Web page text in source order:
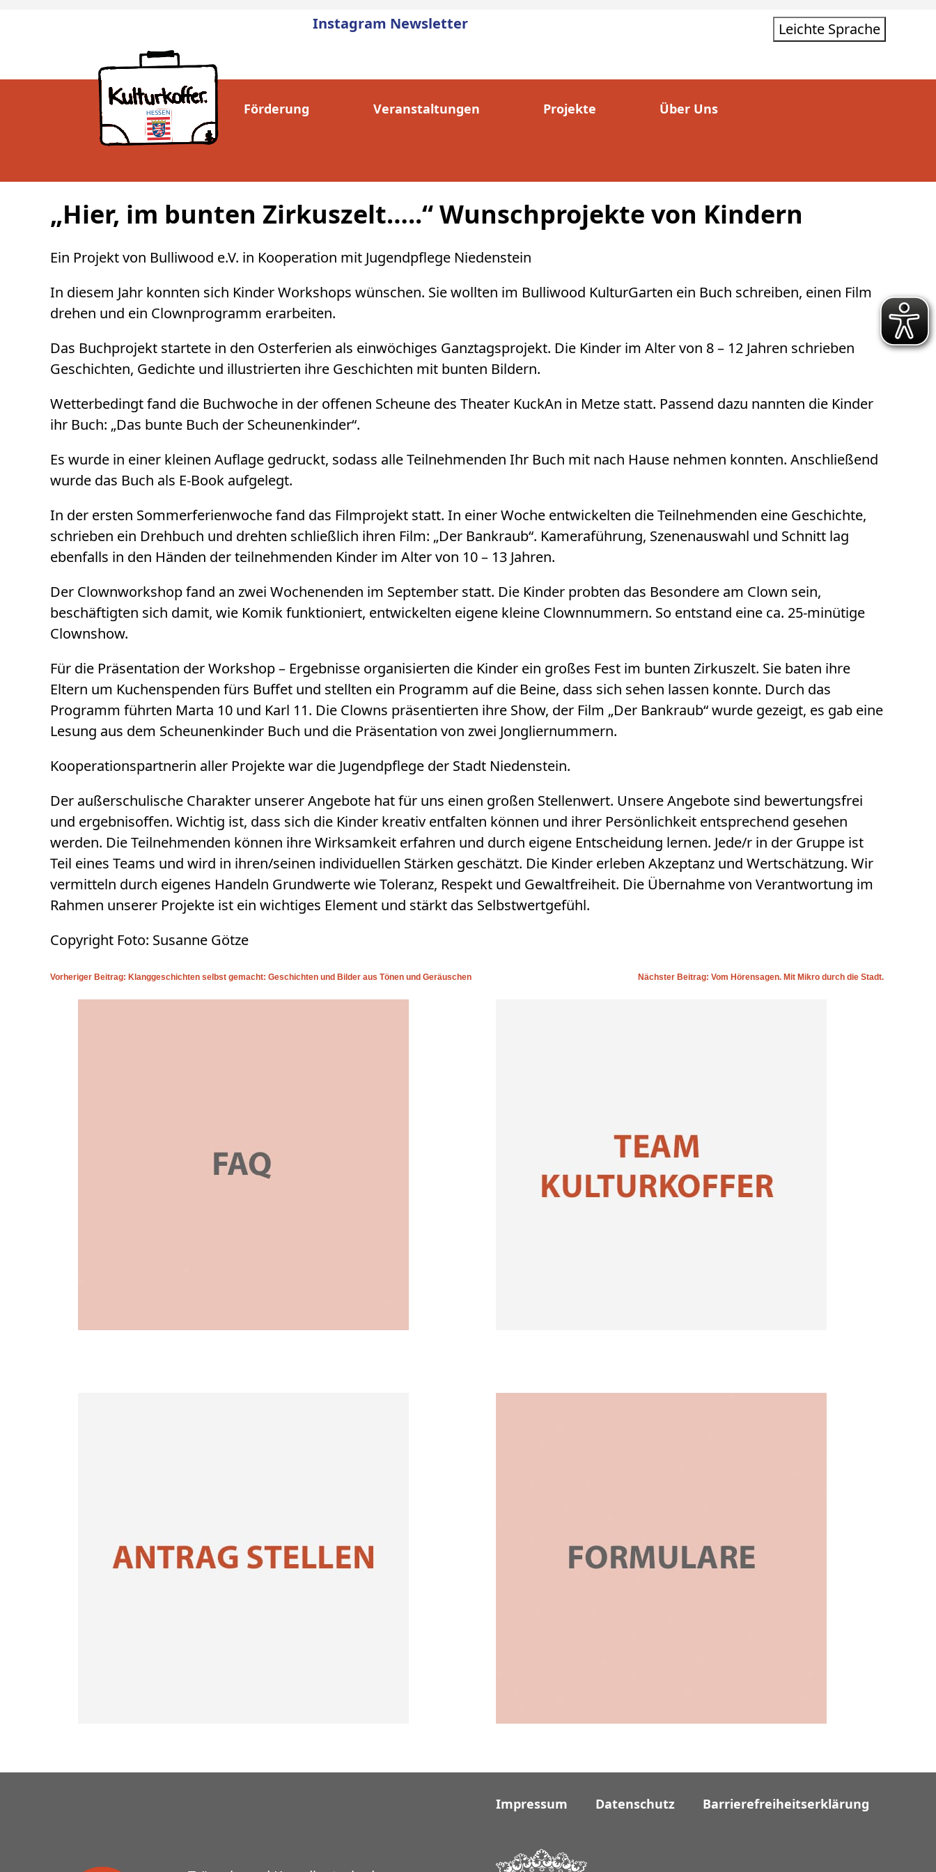
Instagram Newsletter Leichte Sprache
Förderung Veranstaltungen Projekte Über Uns
„Hier, im bunten Zirkuszelt…..“ Wunschprojekte von Kindern
Ein Projekt von Bulliwood e.V. in Kooperation mit Jugendpflege Niedenstein
In diesem Jahr konnten sich Kinder Workshops wünschen. Sie wollten im Bulliwood KulturGarten ein Buch schreiben, einen Film
drehen und ein Clownprogramm erarbeiten.
Das Buchprojekt startete in den Osterferien als einwöchiges Ganztagsprojekt. Die Kinder im Alter von 8 – 12 Jahren schrieben
Geschichten, Gedichte und illustrierten ihre Geschichten mit bunten Bildern.
Wetterbedingt fand die Buchwoche in der offenen Scheune des Theater KuckAn in Metze statt. Passend dazu nannten die Kinder
ihr Buch: „Das bunte Buch der Scheunenkinder“.
Es wurde in einer kleinen Auflage gedruckt, sodass alle Teilnehmenden Ihr Buch mit nach Hause nehmen konnten. Anschließend
wurde das Buch als E-Book aufgelegt.
In der ersten Sommerferienwoche fand das Filmprojekt statt. In einer Woche entwickelten die Teilnehmenden eine Geschichte,
schrieben ein Drehbuch und drehten schließlich ihren Film: „Der Bankraub“. Kameraführung, Szenenauswahl und Schnitt lag
ebenfalls in den Händen der teilnehmenden Kinder im Alter von 10 – 13 Jahren.
Der Clownworkshop fand an zwei Wochenenden im September statt. Die Kinder probten das Besondere am Clown sein,
beschäftigten sich damit, wie Komik funktioniert, entwickelten eigene kleine Clownnummern. So entstand eine ca. 25-minütige
Clownshow.
Für die Präsentation der Workshop – Ergebnisse organisierten die Kinder ein großes Fest im bunten Zirkuszelt. Sie baten ihre
Eltern um Kuchenspenden fürs Buffet und stellten ein Programm auf die Beine, dass sich sehen lassen konnte. Durch das
Programm führten Marta 10 und Karl 11. Die Clowns präsentierten ihre Show, der Film „Der Bankraub“ wurde gezeigt, es gab eine
Lesung aus dem Scheunenkinder Buch und die Präsentation von zwei Jongliernummern.
Kooperationspartnerin aller Projekte war die Jugendpflege der Stadt Niedenstein.
Der außerschulische Charakter unserer Angebote hat für uns einen großen Stellenwert. Unsere Angebote sind bewertungsfrei
und ergebnisoffen. Wichtig ist, dass sich die Kinder kreativ entfalten können und ihrer Persönlichkeit entsprechend gesehen
werden. Die Teilnehmenden können ihre Wirksamkeit erfahren und durch eigene Entscheidung lernen. Jede/r in der Gruppe ist
Teil eines Teams und wird in ihren/seinen individuellen Stärken geschätzt. Die Kinder erleben Akzeptanz und Wertschätzung. Wir
vermitteln durch eigenes Handeln Grundwerte wie Toleranz, Respekt und Gewaltfreiheit. Die Übernahme von Verantwortung im
Rahmen unserer Projekte ist ein wichtiges Element und stärkt das Selbstwertgefühl.
Copyright Foto: Susanne Götze
Vorheriger Beitrag: Klanggeschichten selbst gemacht: Geschichten und Bilder aus Tönen und Geräuschen Nächster Beitrag: Vom Hörensagen. Mit Mikro durch die Stadt.
Impressum Datenschutz Barrierefreiheitserklärung